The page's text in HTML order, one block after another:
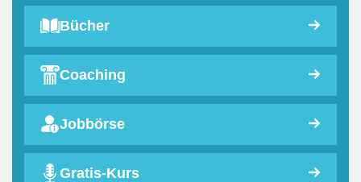
Bücher
Coaching
Jobbörse
Gratis-Kurs